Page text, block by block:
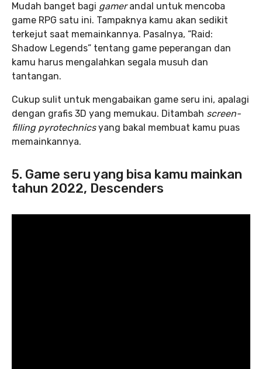
Mudah banget bagi gamerandal untuk mencoba
game RPG satu ini. Tampaknya kamu akan sedikit
terkejut saat memainkannya. Pasalnya, “Raid:
Shadow Legends” tentang game peperangan dan
kamu harus mengalahkan segala musuh dan
tantangan.
Cukup sulit untuk mengabaikan game seru ini, apalagi
dengan grafis 3D yang memukau. Ditambah screen-
filling pyrotechnicsyang bakal membuat kamu puas
memainkannya.
5. Game seru yang bisa kamu mainkan
tahun 2022, Descenders